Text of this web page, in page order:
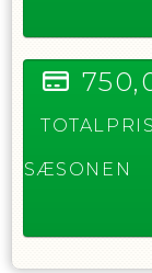
TOTALPRIS
SÆSONEN